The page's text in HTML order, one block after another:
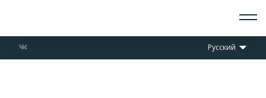
Русский
О СКАУТАХ